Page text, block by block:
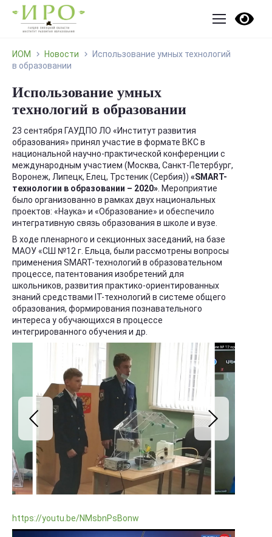
ИОМ Новости
Использование умных технологий
в образовании
Использование умных
технологий в образовании
23 сентября ГАУДПО ЛО «Институт развития
образования» принял участие в формате ВКС в
национальной научно-практической конференции с
международным участием (Москва, Санкт-Петербург,
Воронеж, Липецк, Елец, Трстеник (Сербия)) «SMART-
технологии в образовании – 2020» . Мероприятие
было организованно в рамках двух национальных
проектов: «Наука» и «Образование» и обеспечило
интегративную связь образования в школе и вузе.
В ходе пленарного и секционных заседаний, на базе
МАОУ «СШ №12 г. Ельца, были рассмотрены вопросы
применения SMART-технологий в образовательном
процессе, патентования изобретений для
школьников, развития практико-ориентированных
знаний средствами IT-технологий в системе общего
образования, формирования познавательного
интереса у обучающихся в процессе
интегрированного обучения и др.
https://youtu.be/NMsbnPsBonw